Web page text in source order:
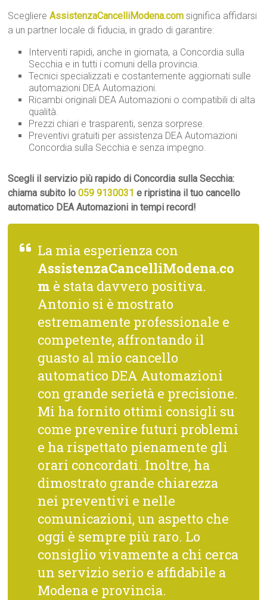
ScegliereAssistenzaCancelliModena.com significa affidarsi
a un partner locale di fiducia, in grado di garantire:
Interventi rapidi, anche in giornata, a Concordia sulla
Secchia e in tutti i comuni della provincia.
Tecnici specializzati e costantemente aggiornati sulle
automazioni DEA Automazioni.
Ricambi originali DEA Automazioni o compatibili di alta
qualità.
Prezzi chiari e trasparenti, senza sorprese.
Preventivi gratuiti per assistenza DEA Automazioni
Concordia sulla Secchia e senza impegno.
Scegli il servizio più rapido di Concordia sulla Secchia:
chiama subito lo 059 9130031 e ripristina il tuo cancello
automatico DEA Automazioni in tempi record!
La mia esperienza con
AssistenzaCancelliModena.co
m è stata davvero positiva.
Antonio si è mostrato
estremamente professionale e
competente, affrontando il
guasto al mio cancello
automatico DEA Automazioni
con grande serietà e precisione.
Mi ha fornito ottimi consigli su
come prevenire futuri problemi
e ha rispettato pienamente gli
orari concordati. Inoltre, ha
dimostrato grande chiarezza
nei preventivi e nelle
comunicazioni, un aspetto che
oggi è sempre più raro. Lo
consiglio vivamente a chi cerca
un servizio serio e affidabile a
Modena e provincia.